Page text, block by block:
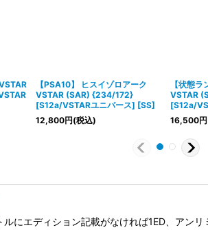
【PSA10】 ヒスイゾロアーク
VSTAR (SAR) {234/172}
[S12a/VSTARユニバース] [SS]
12,800円(税込)
【状態
VSTAR
[S12a/
16,500円
にエディション記載がなければ1ED、アンリ